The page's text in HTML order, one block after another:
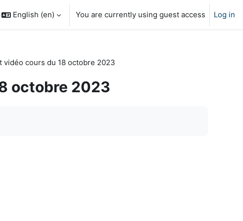
English ‎(en)‎ You are currently using guest access Log in
vidéo cours du 18 octobre 2023
octobre 2023